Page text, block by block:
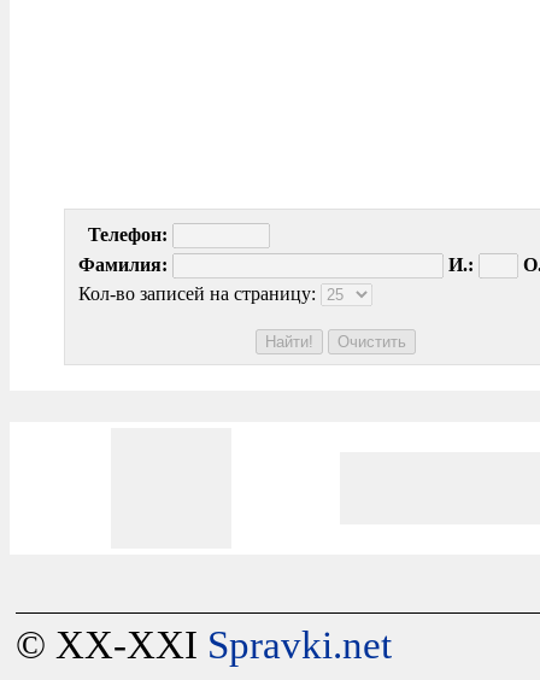
Телефон:
Фамилия:
И.:
Кол-во записей на страницу:
© XX-XXI Spravki.net